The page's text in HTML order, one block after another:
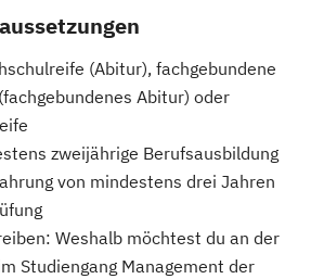
(Abitur), fachgebundene
Abitur) oder
zweijährige Berufsausbildung
von mindestens drei Jahren
Weshalb möchtest du an der
Studiengang Management der